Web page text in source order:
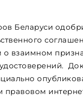
Беларуси
о взаимном
удостоверений.
правовом